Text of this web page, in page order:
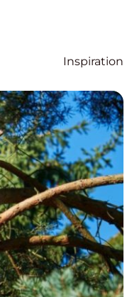
Inspiration